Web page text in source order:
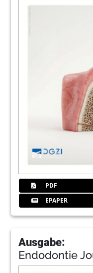
PDF
EPAPER
Ausgabe:
Endodontie